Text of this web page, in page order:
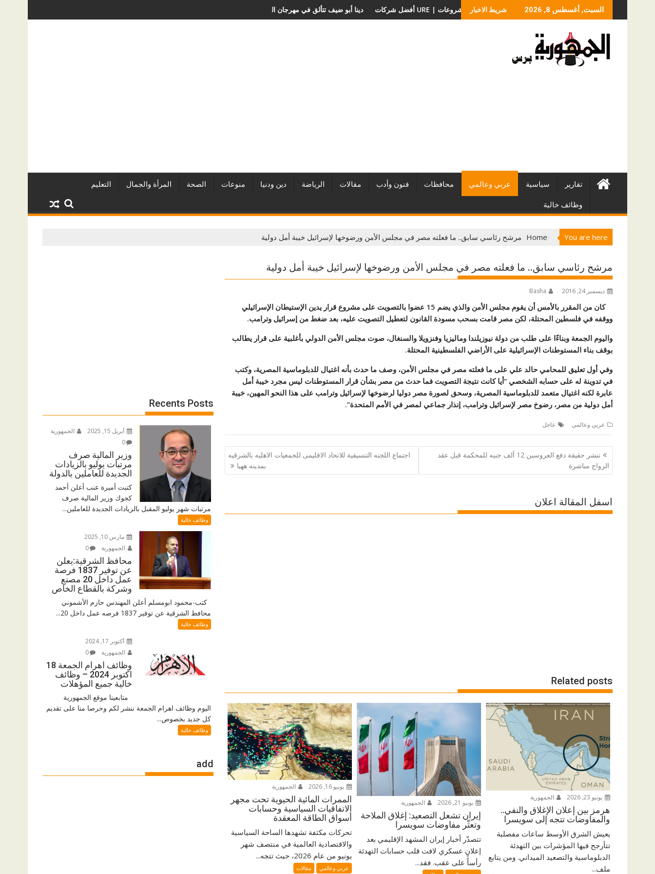
to
السبت, أغسطس 8, 2026 شريط الاخبار دينا أبو ضيف تتألق في مهرجان الصخرة الدولي للفاشون.. وتُتوَّج بلقب أفضل مصممة أزياء لعام 2026 أفضل شركات التطوير العقاري في مصر من URE | أكبر المطورين العقاريين وأبرز المشروعاتعملية الانزلاق الغضروفي بالمنظار؟ ولماذا يختلف من مريض لآخر؟
تقارير سياسية عربي وعالمي محافظات فنون وأدب مقالات الرياضة دين ودنيا منوعات الصحة المرأة والجمال التعليم
وظائف خالية
You are here
Home مرشح رئاسي سابق.. ما فعلته مصر في مجلس الأمن ورضوخها لإسرائيل خيبة أمل دولية
مرشح رئاسي سابق.. ما فعلته مصر في مجلس الأمن ورضوخها لإسرائيل خيبة أمل دولية
ديسمبر 24, 2016 Basha
كان من المقرر بالأمس أن يقوم مجلس الأمن والذي يضم 15 عضوا بالتصويت على مشروع قرار يدين الإستيطان الإسرائيلي
ووقفه في فلسطين المحتلة، لكن مصر قامت بسحب مسودة القانون لتعطيل التصويت عليه، بعد ضغط من إسرائيل وترامب.
واليوم الجمعة وبناءًا على طلب من دولة نيوزيلندا وماليزيا وفنزويلا والسنغال، صوت مجلس الأمن الدولي بأغلبية على قرار يطالب
بوقف بناء المستوطنات الإسرائيلية على الأراضي الفلسطينية المحتلة.
وفي أول تعليق للمحامي حالد علي على ما فعلته مصر في مجلس الأمن، وصف ما حدث بأنه اغتيال للدبلوماسية المصرية، وكتب
في تدوينة له على حسابه الشخصي “أيا كانت نتيجة التصويت فما حدث من مصر بشأن قرار المستوطنات ليس مجرد خيبة أمل
عابرة لكنه اغتيال متعمد للدبلوماسية المصرية، وسحق لصورة مصر دوليا لرضوخها لإسرائيل وترامب على هذا النحو المهين، خيبة
أمل دولية من مصر، رضوخ مصر لإسرائيل وترامب، إنذار جماعي لمصر في الأمم المتحدة”.
عربي وعالمي عاجل
تصفّح
المقالات
ننشر حقيقة دفع العروسين 12 ألف جنيه للمحكمة قبل عقد
الزواج مباشرة
اجتماع اللجنه التنسيقية للاتحاد اﻻقليمى للجمعيات اﻻهليه بالشرقيه
بمدينه ههيا
اسفل المقالة اعلان
Related posts
يونيو 23, 2026 الجمهورية
هرمز بين إعلان الإغلاق والنفي..
والمفاوضات تتجه إلى سويسرا
يعيش الشرق الأوسط ساعات مفصلية
تتأرجح فيها المؤشرات بين التهدئة
الدبلوماسية والتصعيد الميداني. ومن يتابع
ملف...
يونيو 21, 2026 الجمهورية
إيران تشعل التصعيد: إغلاق الملاحة
وتعثّر مفاوضات سويسرا
تتصدّر أخبار إيران المشهد الإقليمي بعد
إعلانٍ عسكري لافت قلب حسابات التهدئة
رأساً على عقب. فقد...
يونيو 16, 2026 الجمهورية
الممرات المائية الحيوية تحت مجهر
الاتفاقيات السياسية وحسابات
أسواق الطاقة المعقدة
تحركات مكثفة تشهدها الساحة السياسية
والاقتصادية العالمية في منتصف شهر
يونيو من عام 2026، حيث تتجه...
عربي وعالمي مقالات
Recents Posts
أبريل 15, 2025
الجمهورية
0
وزير المالية صرف
مرتبات يوليو بالزيادات
الجديدة للعاملين بالدولة
كتبت أميرة عنب أعلن أحمد
كجوك وزير المالية صرف
مرتبات شهر يوليو المقبل بالزيادات الجديدة للعاملين...
وظائف خالية
مارس 10, 2025
الجمهورية
0
محافظ الشرقية:يعلن
عن توفير 1837 فرصة
عمل داخل 20 مصنع
وشركة بالقطاع الخاص
كتب-محمود ابومسلم أعلن المهندس حازم الأشموني
محافظ الشرقية عن توفير 1837 فرصه عمل داخل 20...
وظائف خالية
أكتوبر 17, 2024
الجمهورية
0
وظائف اهرام الجمعة 18
اكتوبر 2024 – وظائف
خالية جميع المؤهلات
متابعينا موقع الجمهورية
اليوم وظائف اهرام الجمعة ننشر لكم وحرصا منا على تقديم
كل جديد بخصوص...
وظائف خالية
add